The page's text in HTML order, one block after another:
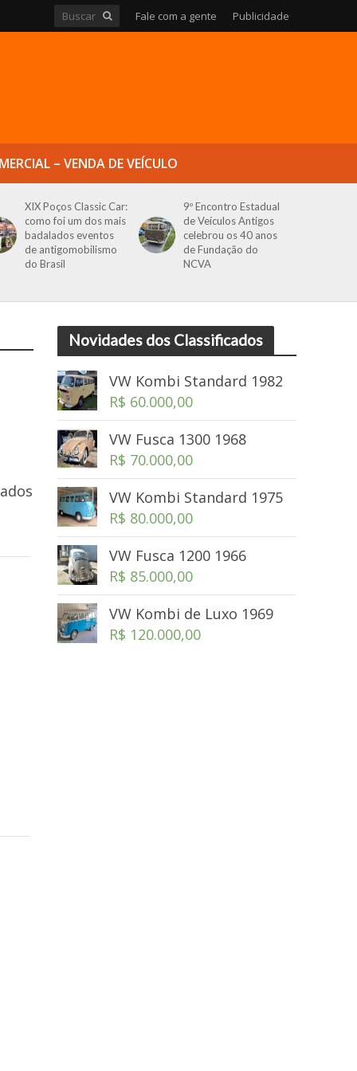
Fale com a gente Publicidade
– VENDA DE VEÍCULO
XIX Poços Classic Car:
como foi um dos mais
badalados eventos
de antigomobilismo
do Brasil
9º Encontro Estadual
de Veículos Antigos
celebrou os 40 anos
de Fundação do
NCVA
Novidades dos Classificados
VW Kombi Standard 1982
R$ 60.000,00
VW Fusca 1300 1968
R$ 70.000,00
VW Kombi Standard 1975
R$ 80.000,00
VW Fusca 1200 1966
R$ 85.000,00
VW Kombi de Luxo 1969
R$ 120.000,00